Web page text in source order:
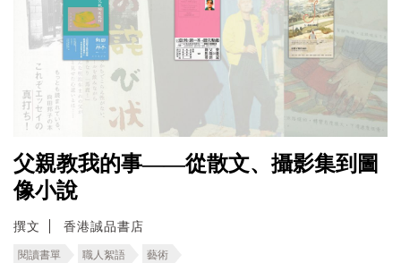
父親教我的事——從散文、攝影集到圖
像小說
撰文 香港誠品書店
閱讀書單 職人絮語 藝術